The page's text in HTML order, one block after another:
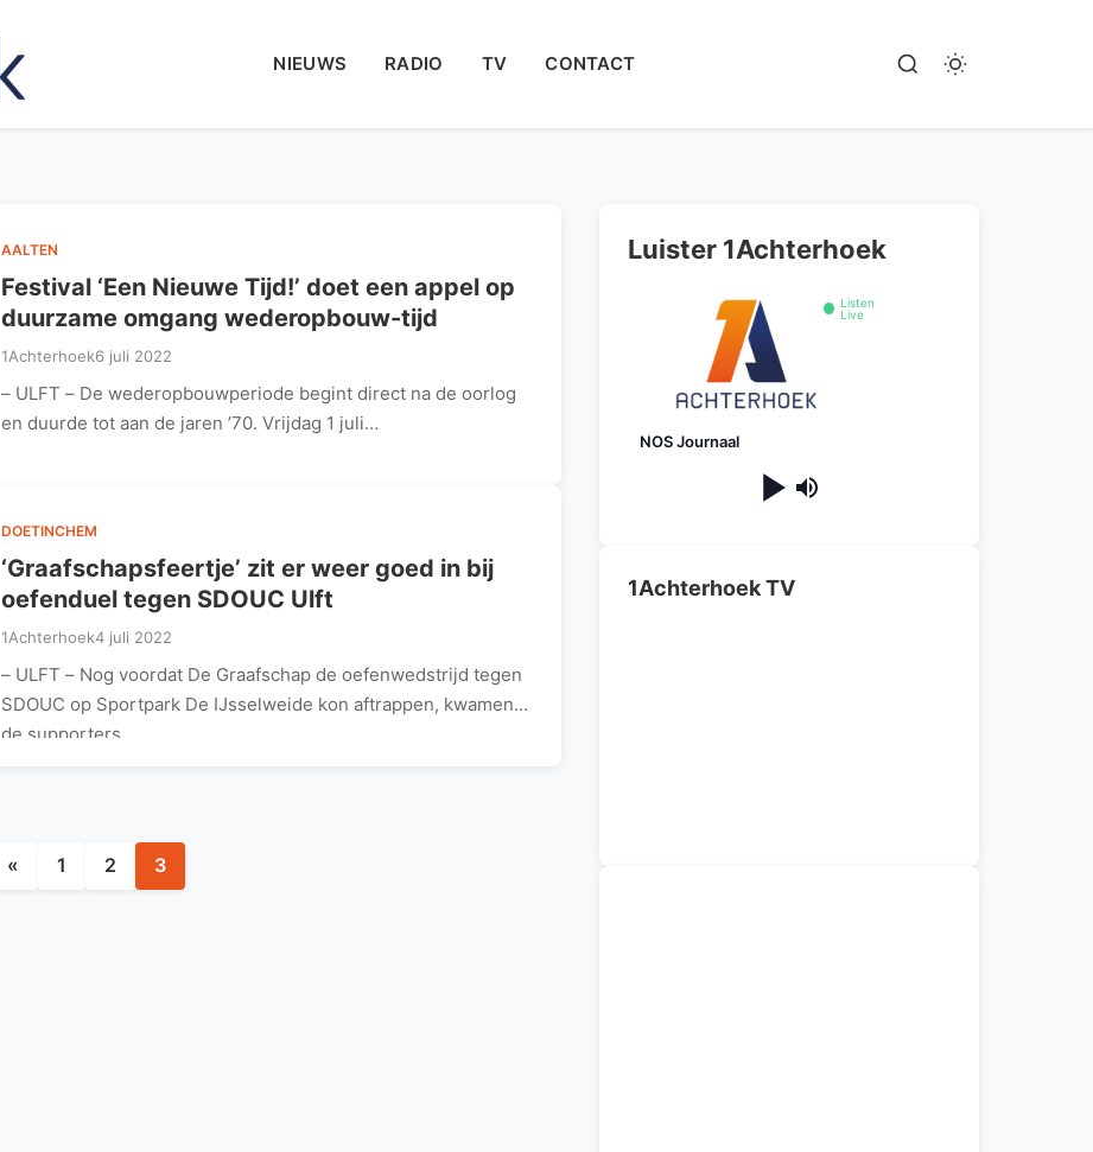
NIEUWS RADIO TV CONTACT
AALTEN
Festival ‘Een Nieuwe Tijd!’ doet een appel op
duurzame omgang wederopbouw-tijd
1Achterhoek6 juli 2022
– ULFT – De wederopbouwperiode begint direct na de oorlog
en duurde tot aan de jaren ’70. Vrijdag 1 juli…
DOETINCHEM
‘Graafschapsfeertje’ zit er weer goed in bij
oefenduel tegen SDOUC Ulft
1Achterhoek4 juli 2022
– ULFT – Nog voordat De Graafschap de oefenwedstrijd tegen
SDOUC op Sportpark De IJsselweide kon aftrappen, kwamen
de supporters…
paginering
« 1 2 3
Luister 1Achterhoek
Listen
Live
NOS Journaal
1Achterhoek TV